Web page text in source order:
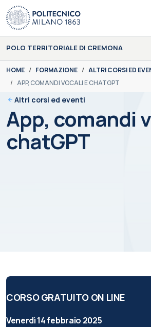
Skip to main content
Skip to page footer
POLO TERRITORIALE DI CREMONA
You are here:
HOME FORMAZIONE
ALTRI CORSI ED
APP, COMANDI VOCALI E CHATGPT
Altri corsi ed eventi
App, comandi
chatGPT
CORSO GRATUITO ON LINE
Venerdì 14 febbraio 2025